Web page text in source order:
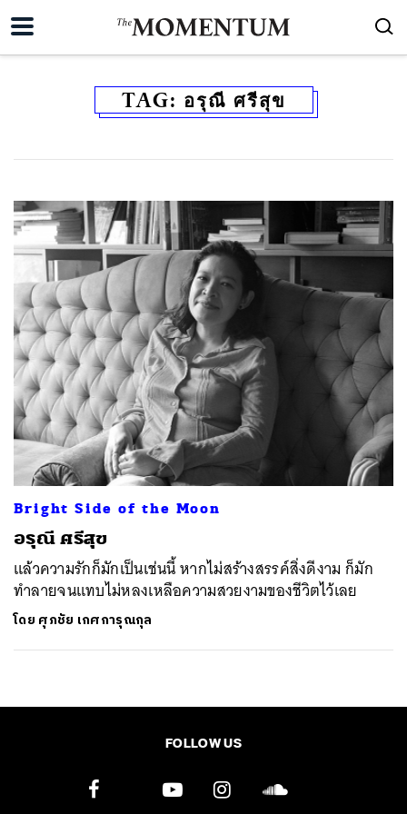
TAG: อรุณี ศรีสุข
Bright Side of the Moon
อรุณี ศรีสุข
แล้วความรักก็มักเป็นเช่นนี้ หากไม่สร้างสรรค์สิ่งดีงาม ก็มัก
ทำลายจนแทบไม่หลงเหลือความสวยงามของชีวิตไว้เลย
โดย ศุภชัย เกศการุณกุล
FOLLOW US
ค้นหา
SHARE TWEET LINE